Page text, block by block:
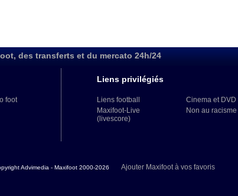
des transferts et du mercato 24h/24
foot
Liens privilégiés
Liens football
Maxifoot-Live
(livescore)
Cinema et DVD
Non au racisme
Advimedia - Maxifoot 2000-2026 Ajouter Maxifoot à vos favoris